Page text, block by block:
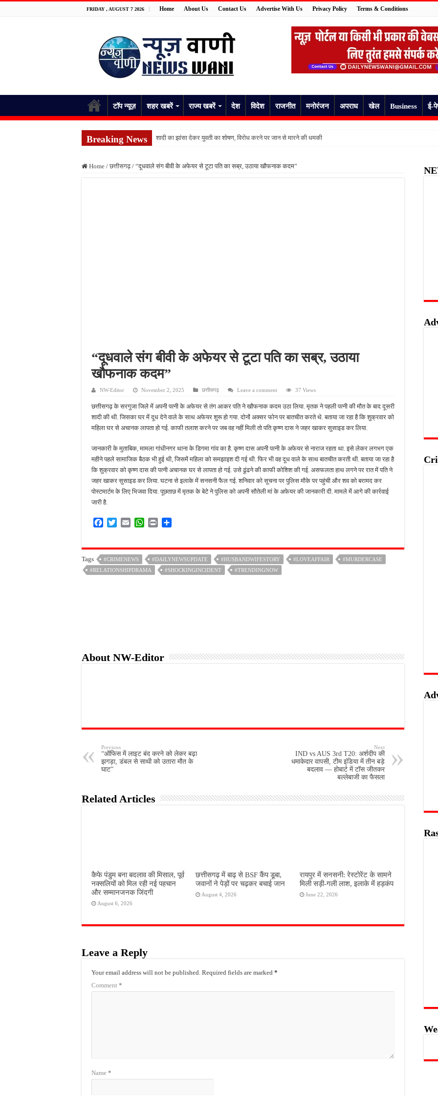
FRIDAY , AUGUST 7 2026 Home About Us Contact Us Advertise With Us Privacy Policy Terms & Conditions
टॉप न्यूज़ शहर खबरें राज्य खबरें देश विदेश राजनीत मनोरंजन अपराध खेल Business ई-
Breaking News शादी का झांसा देकर युवती का शोषण, विरोध करने पर जान से मारने की धमकी
जिला अस्पताल में ईसीजी से पहले बिगड़ी तबीयत, 55 वर्षीय व्यक्ति की अचानक मौत
Home / छत्तीसगढ़ / “दूधवाले संग बीवी के अफेयर से टूटा पति का सब्र, उठाया खौफनाक कदम”
“दूधवाले संग बीवी के अफेयर से टूटा पति का सब्र, उठाया
खौफनाक कदम”
NW-Editor November 2, 2025 छत्तीसगढ़ Leave a comment 37 Views
छत्तीसगढ़ के सरगुजा जिले में अपनी पत्नी के अफेयर से तंग आकर पति ने खौफनाक कदम उठा लिया. मृतक ने पहली पत्नी की मौत के बाद दूसरी
शादी की थी. जिसका घर में दूध देने वाले के साथ अफेयर शुरू हो गया. दोनों अक्सर फोन पर बातचीत करते थे. बताया जा रहा है कि शुक्रवार को
महिला घर से अचानक लापता हो गई. काफी तलाश करने पर जब वह नहीं मिली तो पति कृष्ण दास ने जहर खाकर सुसाइड कर लिया.
जानकारी के मुताबिक, मामला गांधीनगर थाना के डिगमा गांव का है. कृष्ण दास अपनी पत्नी के अफेयर से नाराज रहता था. इसे लेकर लगभग एक
महीने पहले सामाजिक बैठक भी हुई थी, जिसमें महिला को समझाइश दी गई थी. फिर भी वह दूध वाले के साथ बातचीत करती थी. बताया जा रहा है
कि शुक्रवार को कृष्ण दास की पत्नी अचानक घर से लापता हो गई. उसे ढूंढने की काफी कोशिश की गई. असफलता हाथ लगने पर रात में पति ने
जहर खाकर सुसाइड कर लिया. घटना से इलाके में सनसनी फैल गई. शनिवार को सूचना पर पुलिस मौके पर पहुंची और शव को बरामद कर
पोस्टमार्टम के लिए भिजवा दिया. पूछताछ में मृतक के बेटे ने पुलिस को अपनी सौतेली मां के अफेयर की जानकारी दी. मामले में आगे की कार्रवाई
जारी है.
e
b
o
t
t
e
i
l
W
t
s
A
n
t
r
e
Tags #CRIMENEWS #DAILYNEWSUPDATE #HUSBANDWIFESTORY #LOVEAFFAIR
#MURDERCASE
#RELATIONSHIPDRAMA
#SHOCKINGINCIDENT #TRENDINGNOW
About NW-Editor
Previous
“ऑफिस में लाइट बंद करने को लेकर बढ़ा
झगड़ा, डंबल से साथी को उतारा मौत के
घाट”
Next
IND vs AUS 3rd T20: अर्शदीप की
धमाकेदार वापसी, टीम इंडिया में तीन बड़े
बदलाव — होबार्ट में टॉस जीतकर
बल्लेबाजी का फैसला
Related Articles
कैफे पंडुम बना बदलाव की मिसाल, पूर्व
नक्सलियों को मिल रही नई पहचान
और सम्मानजनक जिंदगी
August 6, 2026
छत्तीसगढ़ में बाढ़ से BSF कैंप डूबा,
जवानों ने पेड़ों पर चढ़कर बचाई जान
August 4, 2026
रायपुर में सनसनी: रेस्टोरेंट के सामने
मिली सड़ी-गली लाश, इलाके में हड़कंप
June 22, 2026
Leave a Reply
Your email address will not be published. Required fields are marked *
Comment *
Name *